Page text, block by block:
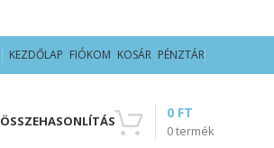
KEZDŐLAP FIÓKOM KOSÁR PÉNZTÁR
ÖSSZEHASONLÍTÁS
0termék
0 FT